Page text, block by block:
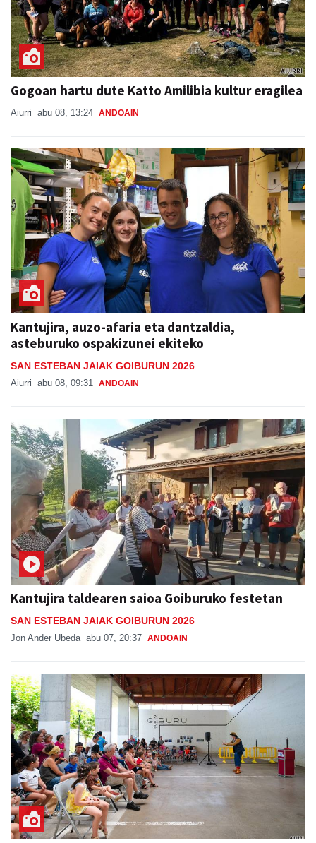
Gogoan hartu dute Katto Amilibia kultur eragilea
Aiurri abu 08, 13:24 ANDOAIN
Kantujira, auzo-afaria eta dantzaldia,
asteburuko ospakizunei ekiteko
SAN ESTEBAN JAIAK GOIBURUN 2026
Aiurri abu 08, 09:31 ANDOAIN
Kantujira taldearen saioa Goiburuko festetan
SAN ESTEBAN JAIAK GOIBURUN 2026
Jon Ander Ubeda abu 07, 20:37 ANDOAIN